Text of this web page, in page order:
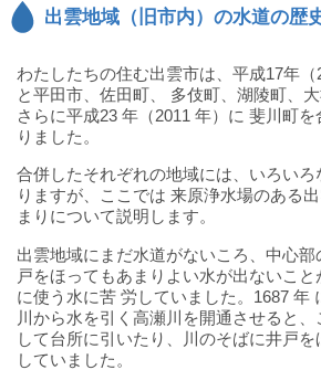
道
出雲地域（旧市内）の水道の歴
わたしたちの住む出雲市は、平成17年
と平田市、佐田町、 多伎町、湖陵町、大
さらに平成23 年（2011 年）に 斐川町
りました。
合併したそれぞれの地域には、いろい
りますが、ここでは 来原浄水場のある
まりについて説明します。
出雲地域にまだ水道がないころ、中心
戸をほってもあまりよい水が出ないこ
に使う水に苦 労していました。1687 年
川から水を引く高瀬川を開通させると
して台所に引いたり、川のそばに井戸
していました。